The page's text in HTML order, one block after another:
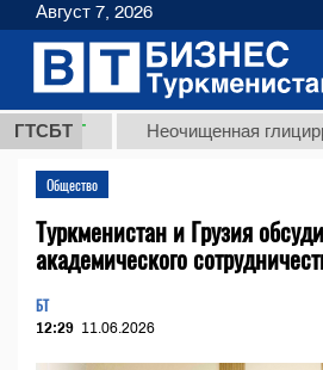
ГТСБТ Неочищенная
Общество
Туркменистан и Грузия
академического
БТ
12:29 11.06.2026
Август 7, 2026